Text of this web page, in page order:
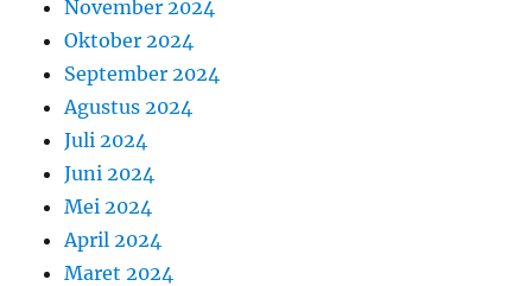
November 2024
Oktober 2024
September 2024
Agustus 2024
Juli 2024
Juni 2024
Mei 2024
April 2024
Maret 2024